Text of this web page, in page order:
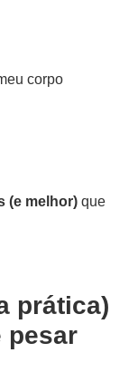
corpo
(e melhor) que
prática)
pesar